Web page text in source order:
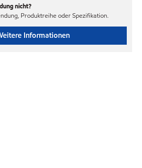
nicht?
Produktreihe oder Spezifikation.
Informationen